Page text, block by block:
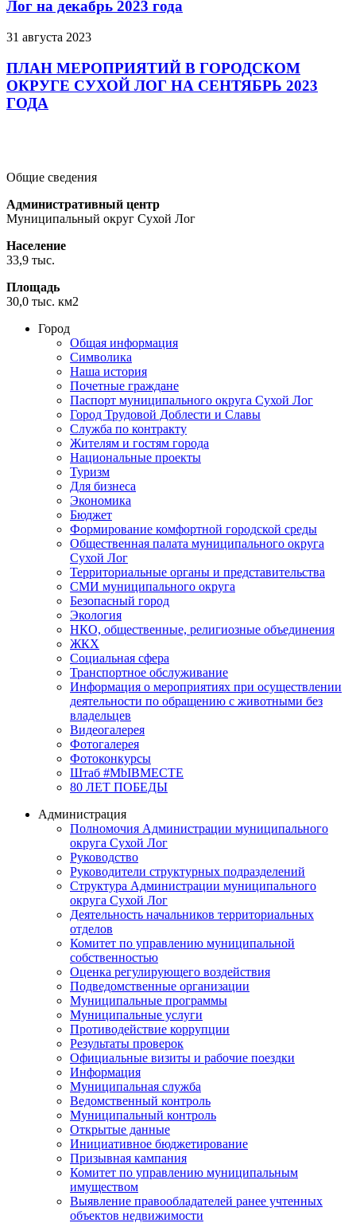
Лог на декабрь 2023 года
31 августа 2023
ПЛАН МЕРОПРИЯТИЙ В ГОРОДСКОМ
ОКРУГЕ СУХОЙ ЛОГ НА СЕНТЯБРЬ 2023
ГОДА
Общие сведения
Административный центр
Муниципальный округ Сухой Лог
Население
33,9 тыс.
Площадь
30,0 тыс. км2
Город
Общая информация
Символика
Наша история
Почетные граждане
Паспорт муниципального округа Сухой Лог
Город Трудовой Доблести и Славы
Служба по контракту
Жителям и гостям города
Национальные проекты
Туризм
Для бизнеса
Экономика
Бюджет
Формирование комфортной городской среды
Общественная палата муниципального округа
Сухой Лог
Территориальные органы и представительства
СМИ муниципального округа
Безопасный город
Экология
НКО, общественные, религиозные объединения
ЖКХ
Социальная сфера
Транспортное обслуживание
Информация о мероприятиях при осуществлении
деятельности по обращению с животными без
владельцев
Видеогалерея
Фотогалерея
Фотоконкурсы
Штаб #MbIBMECTE
80 ЛЕТ ПОБЕДЫ
Администрация
Полномочия Администрации муниципального
округа Сухой Лог
Руководство
Руководители структурных подразделений
Структура Администрации муниципального
округа Сухой Лог
Деятельность начальников территориальных
отделов
Комитет по управлению муниципальной
собственностью
Оценка регулирующего воздействия
Подведомственные организации
Муниципальные программы
Муниципальные услуги
Противодействие коррупции
Результаты проверок
Официальные визиты и рабочие поездки
Информация
Муниципальная служба
Ведомственный контроль
Муниципальный контроль
Открытые данные
Инициативное бюджетирование
Призывная кампания
Комитет по управлению муниципальным
имуществом
Выявление правообладателей ранее учтенных
объектов недвижимости